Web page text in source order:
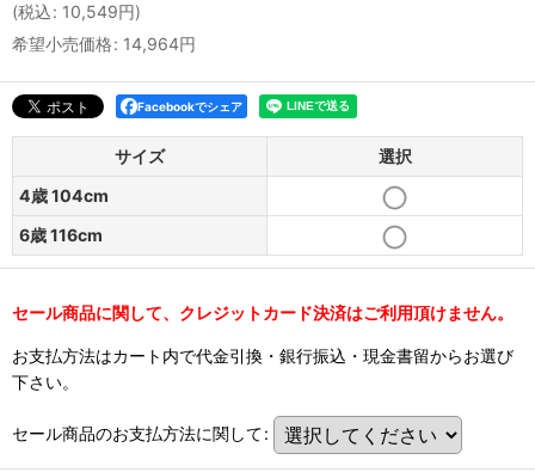
(税込: 10,549円)
希望小売価格: 14,964円
Facebookでシェア
サイズ
選択
4歳 104cm
6歳 116cm
セール商品に関して、クレジットカード決済はご利用頂けません。
お支払方法はカート内で代金引換・銀行振込・現金書留からお選び
下さい。
セール商品のお支払方法に関して: